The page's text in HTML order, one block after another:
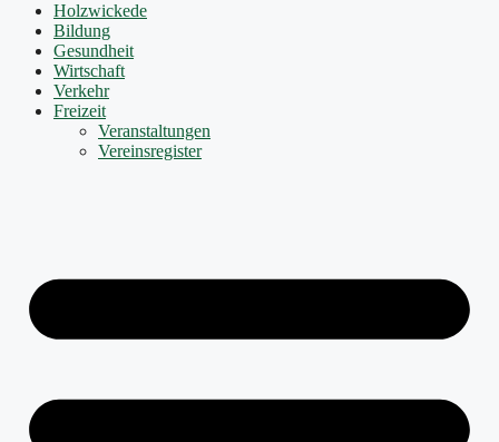
Holzwickede
Bildung
Gesundheit
Wirtschaft
Verkehr
Freizeit
Veranstaltungen
Vereinsregister